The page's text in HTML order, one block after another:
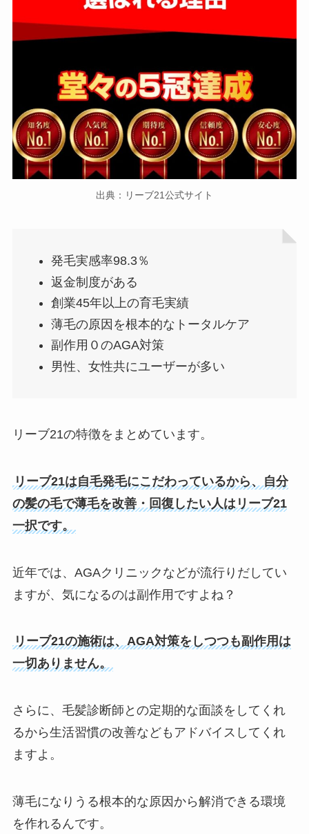
出典：リーブ21公式サイト
発毛実感率98.3％
返金制度がある
創業45年以上の育毛実績
薄毛の原因を根本的なトータルケア
副作用０のAGA対策
男性、女性共にユーザーが多い
リーブ21の特徴をまとめています。
リーブ21は自毛発毛にこだわっているから、自分
の髪の毛で薄毛を改善・回復したい人はリーブ21
一択です。
近年では、AGAクリニックなどが流行りだしてい
ますが、気になるのは副作用ですよね？
リーブ21の施術は、AGA対策をしつつも副作用は
一切ありません。
さらに、毛髪診断師との定期的な面談をしてくれ
るから生活習慣の改善などもアドバイスしてくれ
ますよ。
薄毛になりうる根本的な原因から解消できる環境
を作れるんです。